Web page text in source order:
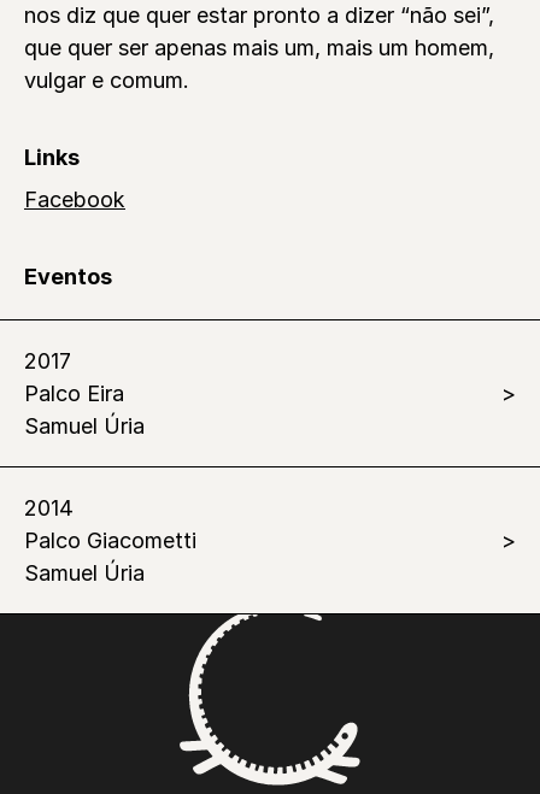
nos diz que quer estar pronto a dizer “não sei”,
que quer ser apenas mais um, mais um homem,
vulgar e comum.
Links
Facebook
Eventos
2017
Palco Eira
Samuel Úria
2014
Palco Giacometti
Samuel Úria